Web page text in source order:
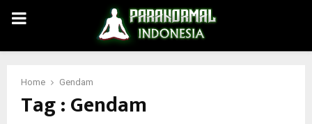
PRIMARY
MENU
Home Gendam
Tag : Gendam